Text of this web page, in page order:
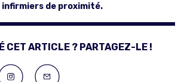
infirmiers de proximité.
CET ARTICLE ? PARTAGEZ-LE !